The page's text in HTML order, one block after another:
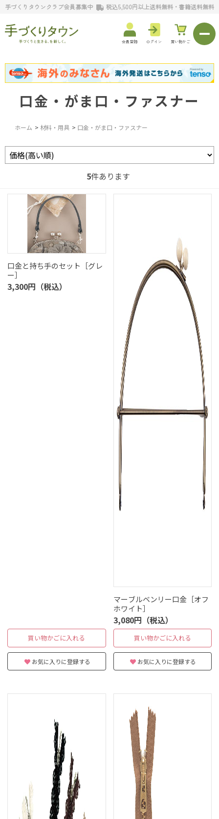
手づくりタウンクラブ会員募集中 税込5,500円以上送料無料・書籍送料無料
会員登録 ログイン 買い物かご
口金・がま口・ファスナー
ホーム > 材料・用具 > 口金・がま口・ファスナー
5件あります
口金と持ち手のセット［グレ
ー］
3,300円（税込）
買い物かごに入れる
お気に入りに登録する
マーブルベンリー口金［オフ
ホワイト］
3,080円（税込）
買い物かごに入れる
お気に入りに登録する